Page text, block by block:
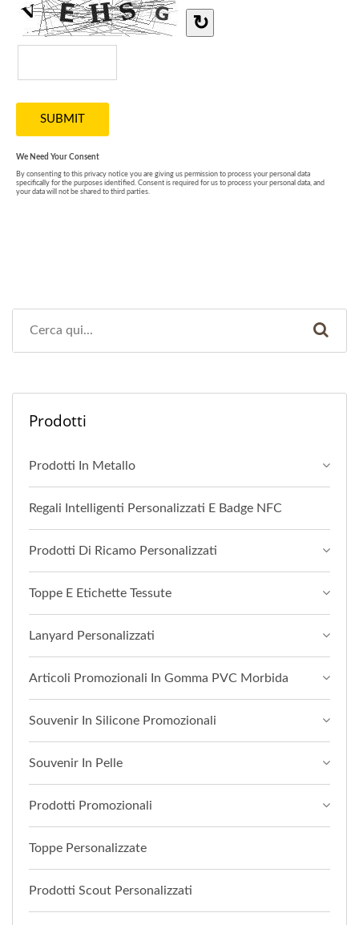
Prodotti
Prodotti In Metallo
Regali Intelligenti Personalizzati E Badge NFC
Prodotti Di Ricamo Personalizzati
Toppe E Etichette Tessute
Lanyard Personalizzati
Articoli Promozionali In Gomma PVC Morbida
Souvenir In Silicone Promozionali
Souvenir In Pelle
Prodotti Promozionali
Toppe Personalizzate
Prodotti Scout Personalizzati